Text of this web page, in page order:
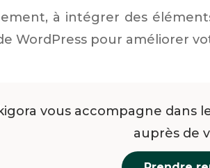
à intégrer des
WordPress pour améliorer
vous accompagne dans
auprès de